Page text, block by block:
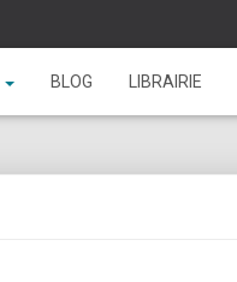
BLOG LIBRAIRIE